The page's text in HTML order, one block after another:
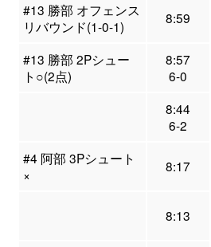
#13 勝部 オフェンス
リバウンド(1-0-1)
8:59
#13 勝部 2Pシュー
ト○(2点)
8:57
6-0
8:44
6-2
#4 阿部 3Pシュート
×
8:17
8:13